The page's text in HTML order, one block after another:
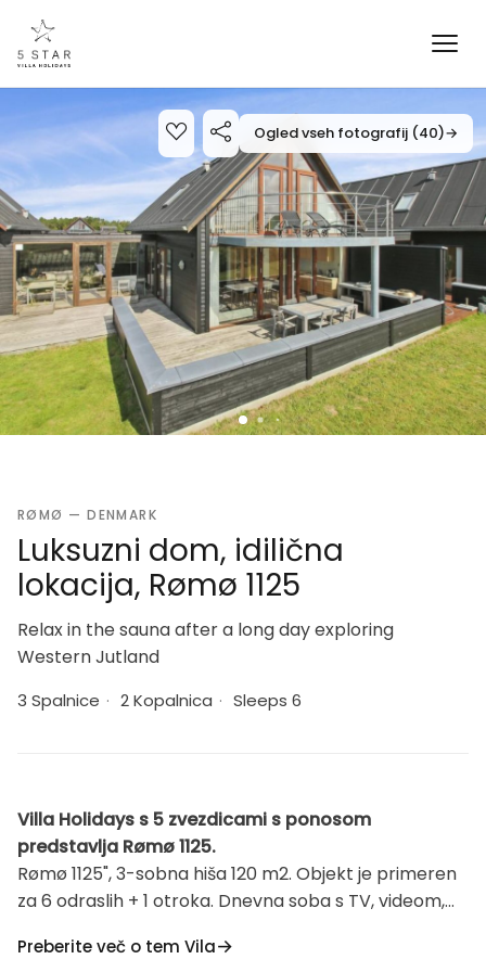
Ogled vseh fotografij (40)→
RØMØ — DENMARK
Luksuzni dom, idilična
lokacija, Rømø 1125
Relax in the sauna after a long day exploring
Western Jutland
3 Spalnice · 2 Kopalnica · Sleeps 6
Villa Holidays s 5 zvezdicami s ponosom
predstavlja Rømø 1125.
Rømø 1125", 3-sobna hiša 120 m2. Objekt je primeren
za 6 odraslih + 1 otroka. Dnevna soba s TV, videom,
soba z 1 zakonsko posteljo. 1 soba z 1 zakonsko
Preberite več o tem Vila